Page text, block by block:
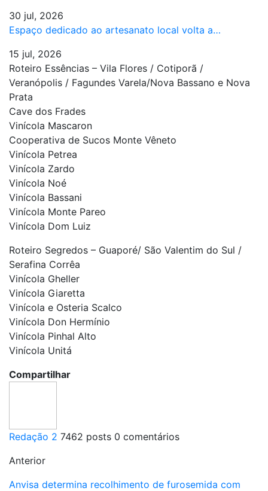
30 jul, 2026
Espaço dedicado ao artesanato local volta a…
15 jul, 2026
Roteiro Essências – Vila Flores / Cotiporã /
Veranópolis / Fagundes Varela/Nova Bassano e Nova
Prata
Cave dos Frades
Vinícola Mascaron
Cooperativa de Sucos Monte Vêneto
Vinícola Petrea
Vinícola Zardo
Vinícola Noé
Vinícola Bassani
Vinícola Monte Pareo
Vinícola Dom Luiz
Roteiro Segredos – Guaporé/ São Valentim do Sul /
Serafina Corrêa
Vinícola Gheller
Vinícola Giaretta
Vinícola e Osteria Scalco
Vinícola Don Hermínio
Vinícola Pinhal Alto
Vinícola Unitá
Compartilhar
Redação 2 7462 posts 0 comentários
Anterior
Anvisa determina recolhimento de furosemida com